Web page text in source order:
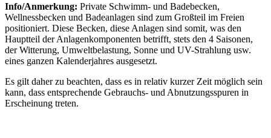
Info/Anmerkung: Private Schwimm- und Badebecken,
Wellnessbecken und Badeanlagen sind zum Großteil im Freien
positioniert. Diese Becken, diese Anlagen sind somit, was den
Hauptteil der Anlagenkomponenten betrifft, stets den 4 Saisonen,
der Witterung, Umweltbelastung, Sonne und UV-Strahlung usw.
eines ganzen Kalenderjahres ausgesetzt.
Es gilt daher zu beachten, dass es in relativ kurzer Zeit möglich sein
kann, dass entsprechende Gebrauchs- und Abnutzungsspuren in
Erscheinung treten.